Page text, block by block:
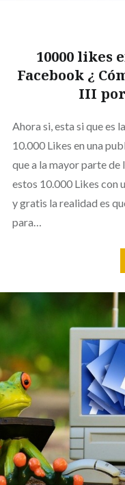
10000 likes
Facebook ¿
III
Ahora si, esta si que es
10.000 Likes en una
que a la mayor parte de
estos 10.000 Likes con
y gratis la realidad es
para…